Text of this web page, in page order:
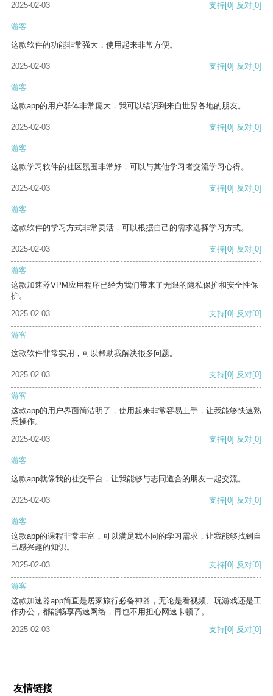
2025-02-03 支持[0] 反对[0]
游客
这款软件的功能非常强大，使用起来非常方便。
2025-02-03 支持[0] 反对[0]
游客
这款app的用户群体非常庞大，我可以结识到来自世界各地的朋友。
2025-02-03 支持[0] 反对[0]
游客
这款学习软件的社区氛围非常好，可以与其他学习者交流学习心得。
2025-02-03 支持[0] 反对[0]
游客
这款软件的学习方式非常灵活，可以根据自己的需求选择学习方式。
2025-02-03 支持[0] 反对[0]
游客
这款加速器VPM应用程序已经为我们带来了无限的隐私保护和安全性保
护。
2025-02-03
支持[0] 反对[0]
游客
这款软件非常实用，可以帮助我解决很多问题。
2025-02-03 支持[0] 反对[0]
游客
这款app的用户界面简洁明了，使用起来非常容易上手，让我能够快速熟
悉操作。
2025-02-03
支持[0] 反对[0]
游客
这款app就像我的社交平台，让我能够与志同道合的朋友一起交流。
2025-02-03 支持[0] 反对[0]
游客
这款app的课程非常丰富，可以满足我不同的学习需求，让我能够找到自
己感兴趣的知识。
2025-02-03
支持[0] 反对[0]
游客
这款加速器app简直是居家旅行必备神器，无论是看视频、玩游戏还是工
作办公，都能畅享高速网络，再也不用担心网速卡顿了。
2025-02-03
支持[0] 反对[0]
友情链接